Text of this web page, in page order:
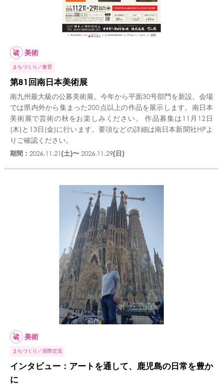
美術
まちづくり 教育
第81回南日本美術展
南九州最大級の公募美術展。今年から平面30号部門を新設。会場
では県内外から集まった200点以上の作品を展示します。南日本
美術展で芸術の秋をお楽しみください。 作品募集は11月12日
(木)と13日(金)に行います。要項などの詳細は南日本新聞社HPよ
りご確認ください。
期間： 2026.11.21(土)〜 2026.11.29(日)
美術
まちづくり 国際交流
インタビュー：アートを通して、鹿児島の日常を豊か
に